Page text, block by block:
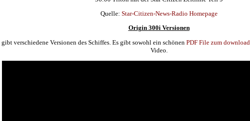
Quelle: Star-Citizen-News-Radio Homepage
Origin 300i Versionen
gibt verschiedene Versionen des Schiffes. Es gibt sowohl ein schönen PDF File zum download
Video.